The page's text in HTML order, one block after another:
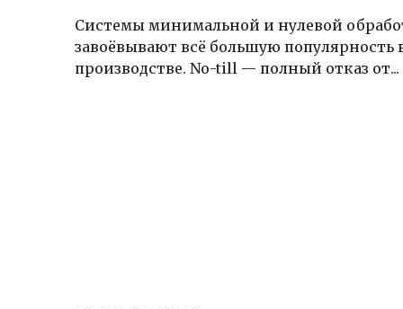
Системы минимальной и нулевой
завоёвывают всё большую популярность
производстве. No-till — полный отказ от...